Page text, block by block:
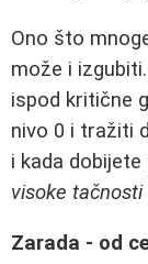
Ono što
može i
ispod kritične
nivo 0 i tražiti
i kada
visoke tačnosti
Zarada - od